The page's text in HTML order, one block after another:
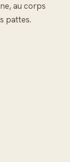
au corps
pattes.